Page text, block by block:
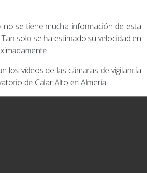
no se tiene mucha información de esta
solo se ha estimado su velocidad en
los vídeos de las cámaras de vigilancia
de Calar Alto en Almería.